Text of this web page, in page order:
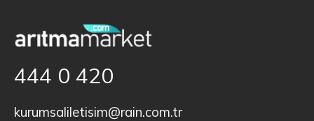
444 0 420
kurumsaliletisim@rain.com.tr